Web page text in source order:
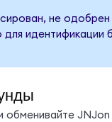
не
для идентификации
обменивайте